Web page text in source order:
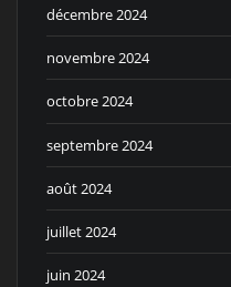
décembre 2024
novembre 2024
octobre 2024
septembre 2024
août 2024
juillet 2024
juin 2024